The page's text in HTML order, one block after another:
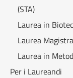
(STA)
Laurea in
Laurea
Laurea in
Per i Laureandi